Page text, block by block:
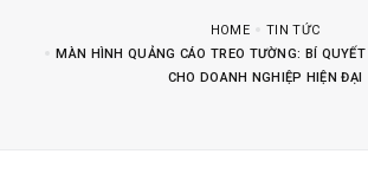
HOME
TIN TỨC
MÀN HÌNH QUẢNG CÁO TREO TƯỜNG: BÍ
CHO DOANH NGHIỆP HIỆN ĐẠI